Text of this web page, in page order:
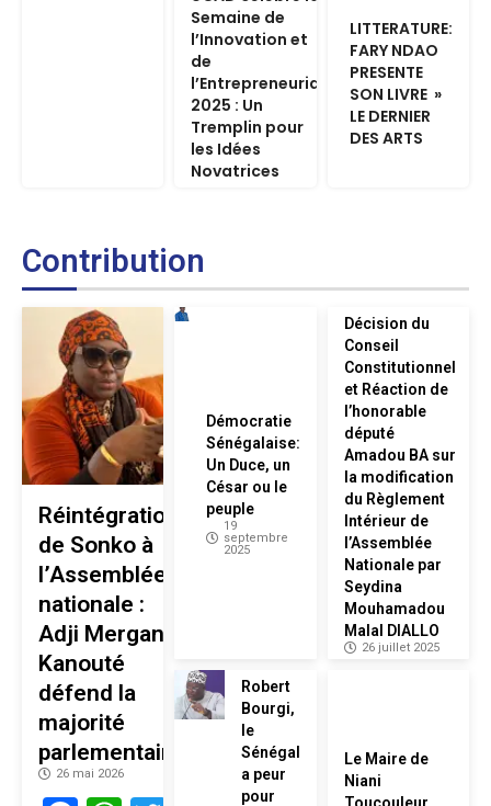
Semaine de
l’Innovation et
de
l’Entrepreneuriat
2025 : Un
Tremplin pour
les Idées
Novatrices
LITTERATURE:
FARY NDAO
PRESENTE
SON LIVRE »
LE DERNIER
DES ARTS
Contribution
Réintégration
de Sonko à
l’Assemblée
nationale :
Adji Mergane
Kanouté
défend la
majorité
parlementaire
26 mai 2026
Démocratie
Sénégalaise:
Un Duce, un
César ou le
peuple
19
septembre
2025
Décision du
Conseil
Constitutionnel
et Réaction de
l’honorable
député
Amadou BA sur
la modification
du Règlement
Intérieur de
l’Assemblée
Nationale par
Seydina
Mouhamadou
Malal DIALLO
26 juillet 2025
Robert
Bourgi,
le
Sénégal
a peur
pour
Le Maire de
Niani
Toucouleur